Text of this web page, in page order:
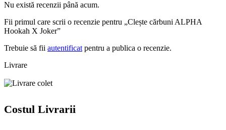
Nu există recenzii până acum.
Fii primul care scrii o recenzie pentru „Clește cărbuni ALPHA
Hookah X Joker”
Trebuie să fii autentificat pentru a publica o recenzie.
Livrare
Costul Livrarii